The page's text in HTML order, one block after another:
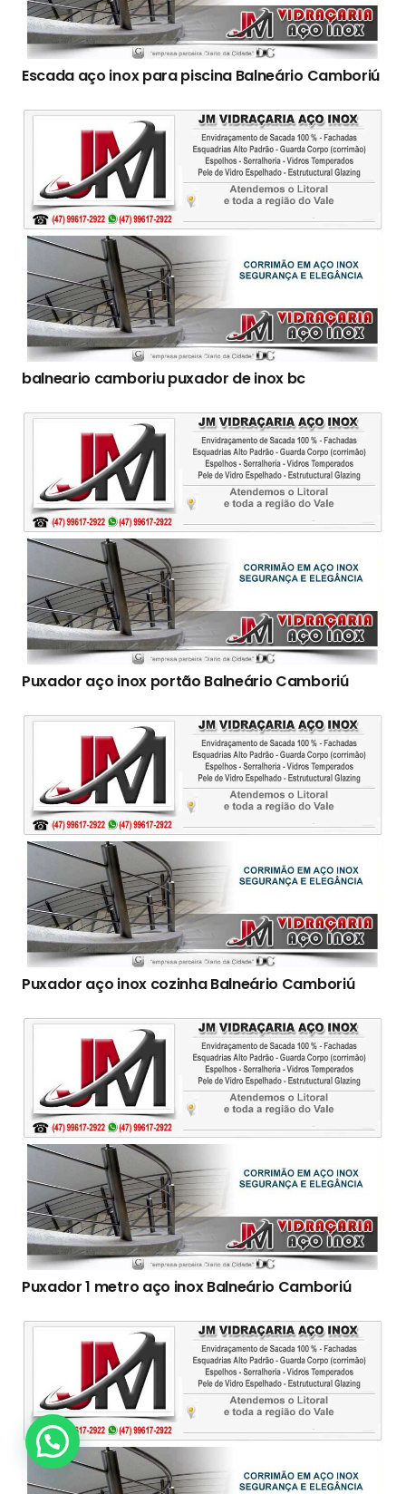
Escada aço inox para piscina Balneário Camboriú
balneario camboriu puxador de inox bc
Puxador aço inox portão Balneário Camboriú
Puxador aço inox cozinha Balneário Camboriú
Puxador 1 metro aço inox Balneário Camboriú
Clique Aqui!